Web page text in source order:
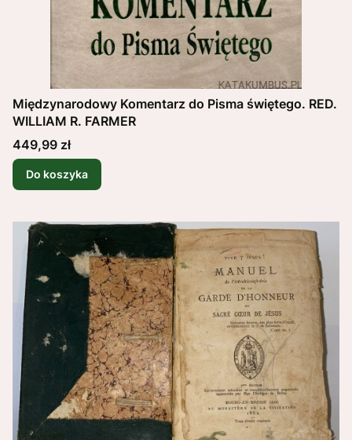
Międzynarodowy Komentarz do Pisma świętego. RED.
WILLIAM R. FARMER
Cena
449,99 zł
Do koszyka